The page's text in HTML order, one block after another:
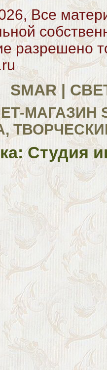
Все
разрешено
SMAR |
МАГАЗИН
Студия